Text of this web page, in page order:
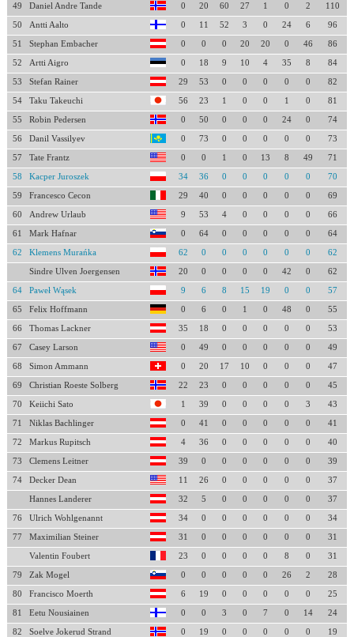
49 Daniel Andre Tande 0 20 60 27 1 0 2 110
50 Antti Aalto 0 11 52 3 0 24 6 96
51 Stephan Embacher 0 0 0 20 20 0 46 86
52 Artti Aigro 0 18 9 10 4 35 8 84
53 Stefan Rainer 29 53 0 0 0 0 0 82
54 Taku Takeuchi 56 23 1 0 0 1 0 81
55 Robin Pedersen 0 50 0 0 0 24 0 74
56 Danil Vassilyev 0 73 0 0 0 0 0 73
57 Tate Frantz 0 0 1 0 13 8 49 71
58 Kacper Juroszek 34 36 0 0 0 0 0 70
59 Francesco Cecon 29 40 0 0 0 0 0 69
60 Andrew Urlaub 9 53 4 0 0 0 0 66
61 Mark Hafnar 0 64 0 0 0 0 0 64
62 Klemens Murańka 62 0 0 0 0 0 0 62
Sindre Ulven Joergensen 20 0 0 0 0 42 0 62
64 Paweł Wąsek 9 6 8 15 19 0 0 57
65 Felix Hoffmann 0 6 0 1 0 48 0 55
66 Thomas Lackner 35 18 0 0 0 0 0 53
67 Casey Larson 0 49 0 0 0 0 0 49
68 Simon Ammann 0 20 17 10 0 0 0 47
69 Christian Roeste Solberg 22 23 0 0 0 0 0 45
70 Keiichi Sato 1 39 0 0 0 0 3 43
71 Niklas Bachlinger 0 41 0 0 0 0 0 41
72 Markus Rupitsch 4 36 0 0 0 0 0 40
73 Clemens Leitner 39 0 0 0 0 0 0 39
74 Decker Dean 11 26 0 0 0 0 0 37
Hannes Landerer 32 5 0 0 0 0 0 37
76 Ulrich Wohlgenannt 34 0 0 0 0 0 0 34
77 Maximilian Steiner 31 0 0 0 0 0 0 31
Valentin Foubert 23 0 0 0 0 8 0 31
79 Zak Mogel 0 0 0 0 0 26 2 28
80 Francisco Moerth 6 19 0 0 0 0 0 25
81 Eetu Nousiainen 0 0 3 0 7 0 14 24
82 Soelve Jokerud Strand 0 19 0 0 0 0 0 19